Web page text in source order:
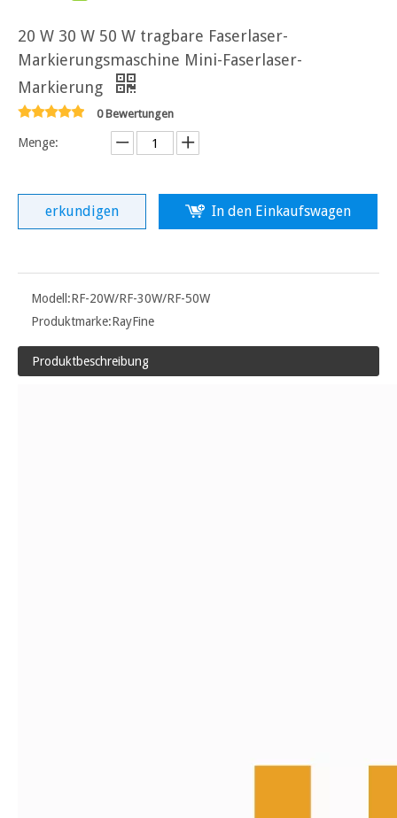
20 W 30 W 50 W tragbare Faserlaser-
Markierungsmaschine Mini-Faserlaser-
Markierung
0 Bewertungen
Menge:
erkundigen In den Einkaufswagen
Modell:RF-20W/RF-30W/RF-50W
Produktmarke:RayFine
Produktbeschreibung